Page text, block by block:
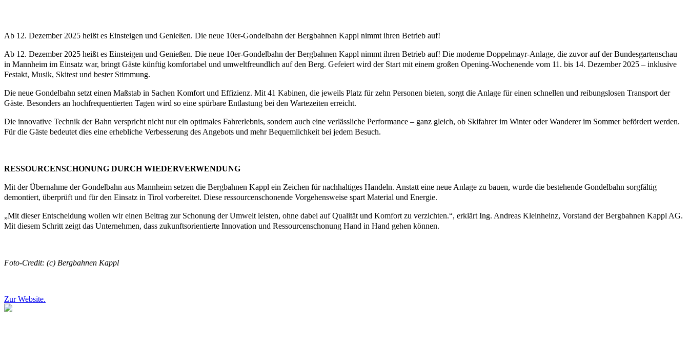
Ab 12. Dezember 2025 heißt es Einsteigen und Genießen. Die neue 10er-Gondelbahn der Bergbahnen Kappl nimmt ihren Betrieb auf!
Ab 12. Dezember 2025 heißt es Einsteigen und Genießen. Die neue 10er-Gondelbahn der Bergbahnen Kappl nimmt ihren Betrieb auf! Die moderne Doppelmayr-Anlage, die zuvor auf der Bundesgartenschau
in Mannheim im Einsatz war, bringt Gäste künftig komfortabel und umweltfreundlich auf den Berg. Gefeiert wird der Start mit einem großen Opening-Wochenende vom 11. bis 14. Dezember 2025 – inklusive
Festakt, Musik, Skitest und bester Stimmung.
Die neue Gondelbahn setzt einen Maßstab in Sachen Komfort und Effizienz. Mit 41 Kabinen, die jeweils Platz für zehn Personen bieten, sorgt die Anlage für einen schnellen und reibungslosen Transport der
Gäste. Besonders an hochfrequentierten Tagen wird so eine spürbare Entlastung bei den Wartezeiten erreicht.
Die innovative Technik der Bahn verspricht nicht nur ein optimales Fahrerlebnis, sondern auch eine verlässliche Performance – ganz gleich, ob Skifahrer im Winter oder Wanderer im Sommer befördert werden.
Für die Gäste bedeutet dies eine erhebliche Verbesserung des Angebots und mehr Bequemlichkeit bei jedem Besuch.
RESSOURCENSCHONUNG DURCH WIEDERVERWENDUNG
Mit der Übernahme der Gondelbahn aus Mannheim setzen die Bergbahnen Kappl ein Zeichen für nachhaltiges Handeln. Anstatt eine neue Anlage zu bauen, wurde die bestehende Gondelbahn sorgfältig
demontiert, überprüft und für den Einsatz in Tirol vorbereitet. Diese ressourcenschonende Vorgehensweise spart Material und Energie.
„Mit dieser Entscheidung wollen wir einen Beitrag zur Schonung der Umwelt leisten, ohne dabei auf Qualität und Komfort zu verzichten.“, erklärt Ing. Andreas Kleinheinz, Vorstand der Bergbahnen Kappl AG.
Mit diesem Schritt zeigt das Unternehmen, dass zukunftsorientierte Innovation und Ressourcenschonung Hand in Hand gehen können.
Foto-Credit: (c) Bergbahnen Kappl
Zur Website.